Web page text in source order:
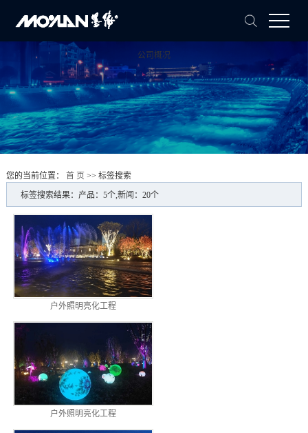
公司概况
您的当前位置： 首 页>> 标签搜索
标签搜索结果：产品：5个,新闻：20个
户外照明亮化工程
户外照明亮化工程